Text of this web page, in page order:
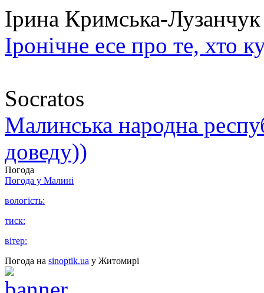
Ірина Кримська-Лузанчук
Іронічне есе про те, хто
Socratos
Малинська народна
доведу))
Погода
Погода у Малині
вологість:
тиск:
вітер:
Погода на sinoptik.ua у Житомирі